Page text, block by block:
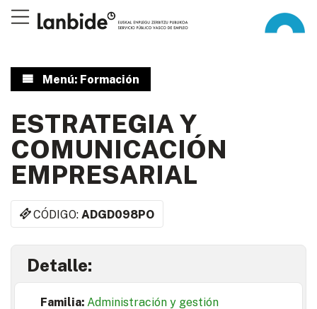
Menú: Formación
ESTRATEGIA Y
COMUNICACIÓN
EMPRESARIAL
CÓDIGO:ADGD098PO
Detalle:
Familia: Administración y gestión